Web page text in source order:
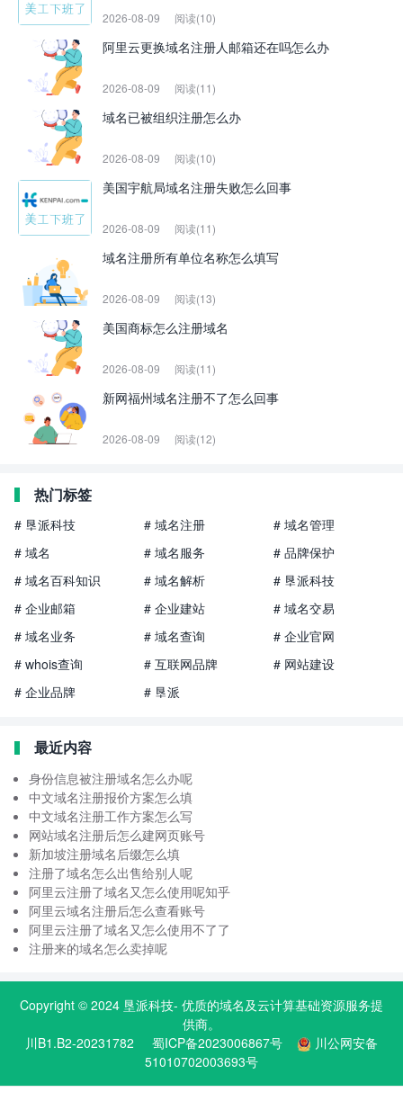
2026-08-09 阅读(10)
阿里云更换域名注册人邮箱还在吗怎么办
2026-08-09 阅读(11)
域名已被组织注册怎么办
2026-08-09 阅读(10)
美国宇航局域名注册失败怎么回事
2026-08-09 阅读(11)
域名注册所有单位名称怎么填写
2026-08-09 阅读(13)
美国商标怎么注册域名
2026-08-09 阅读(11)
新网福州域名注册不了怎么回事
2026-08-09 阅读(12)
热门标签
# 垦派科技 # 域名注册
# 域名管理
# 域名
# 域名服务
# 品牌保护
# 域名百科知识
# 域名解析
# 垦派科技
# 企业邮箱
# 企业建站
# 域名交易
# 域名业务
# 域名查询
# 企业官网
# whois查询
# 互联网品牌
# 网站建设
# 企业品牌
# 垦派
最近内容
身份信息被注册域名怎么办呢
中文域名注册报价方案怎么填
中文域名注册工作方案怎么写
网站域名注册后怎么建网页账号
新加坡注册域名后缀怎么填
注册了域名怎么出售给别人呢
阿里云注册了域名又怎么使用呢知乎
阿里云域名注册后怎么查看账号
阿里云注册了域名又怎么使用不了了
注册来的域名怎么卖掉呢
Copyright © 2024 垦派科技- 优质的域名及云计算基础资源服务提
供商。
川B1.B2-20231782
蜀ICP备2023006867号
川公网安备
51010702003693号